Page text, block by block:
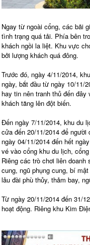
Ngay từ ngoài cổng, các bãi
tình trạng quá tải. Phía bên
khách ngồi la liệt. Khu vực
bởi lượng khách quá đông.
Trước đó, ngày 4/11/2014,
ngày, bắt đầu từ ngày 10/11/
hay tin nên tranh thủ đến
khách tăng lên đột biến.
Đến ngày 7/11/2014, khu du
cửa đến 20/11/2014 để
ngày 04/11/2014 đến hết
vé vào cổng khu du lịch,
Riêng các trò chơi liên
cung, ngũ phụng cung, bí
lâu đài phù thủy, thảm bay,
Từ ngày 20/11/2014 đến 31/
hoạt động. Riêng khu Kim